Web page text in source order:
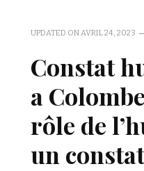
UPDATED ONAVRIL 24, 2023
Constat
a
rôle de
un